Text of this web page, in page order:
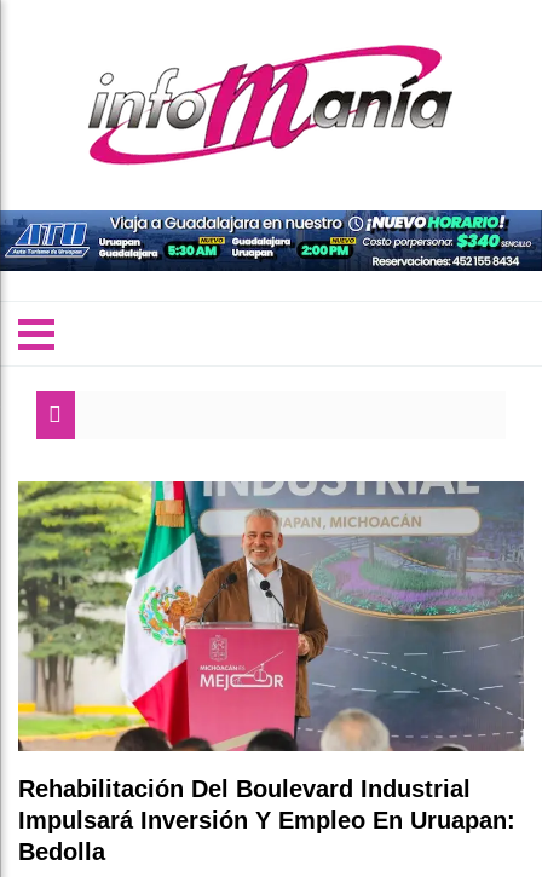
Congreso de
Rehabilitación Del Boulevard Industrial
Impulsará Inversión Y Empleo En Uruapan:
Bedolla